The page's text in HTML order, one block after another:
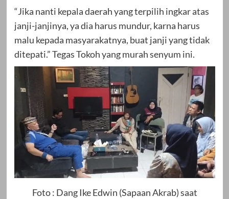
“Jika nanti kepala daerah yang terpilih ingkar atas
janji-janjinya, ya dia harus mundur, karna harus
malu kepada masyarakatnya, buat janji yang tidak
ditepati.” Tegas Tokoh yang murah senyum ini.
Foto : Dang Ike Edwin (Sapaan Akrab) saat